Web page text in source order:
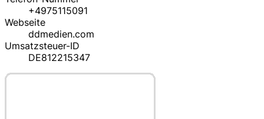
+4975115091
Webseite
ddmedien.com
Umsatzsteuer-ID
DE812215347